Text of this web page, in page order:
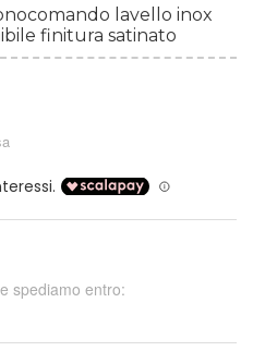
lavello inox
finitura satinato
spediamo entro: